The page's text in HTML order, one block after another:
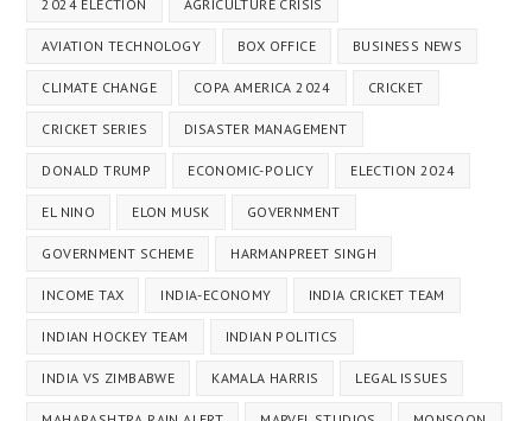
2024 ELECTION AGRICULTURE CRISIS
AVIATION TECHNOLOGY BOX OFFICE BUSINESS NEWS
CLIMATE CHANGE COPA AMERICA 2024 CRICKET
CRICKET SERIES DISASTER MANAGEMENT
DONALD TRUMP ECONOMIC-POLICY ELECTION 2024
EL NINO ELON MUSK GOVERNMENT
GOVERNMENT SCHEME HARMANPREET SINGH
INCOME TAX INDIA-ECONOMY INDIA CRICKET TEAM
INDIAN HOCKEY TEAM INDIAN POLITICS
INDIA VS ZIMBABWE KAMALA HARRIS LEGAL ISSUES